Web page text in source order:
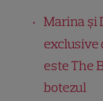
Marina și
exclusive
este The
botezul